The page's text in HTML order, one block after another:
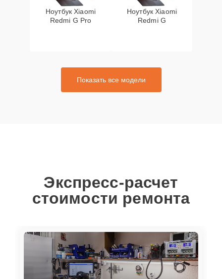
Ноутбук Xiaomi
Redmi G Pro
Ноутбук Xiaomi
Redmi G
Показать все модели
Экспресс-расчет
стоимости ремонта